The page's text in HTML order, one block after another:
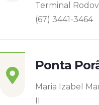
Terminal
(67) 3441-3464
Ponta
Maria Izabel
II